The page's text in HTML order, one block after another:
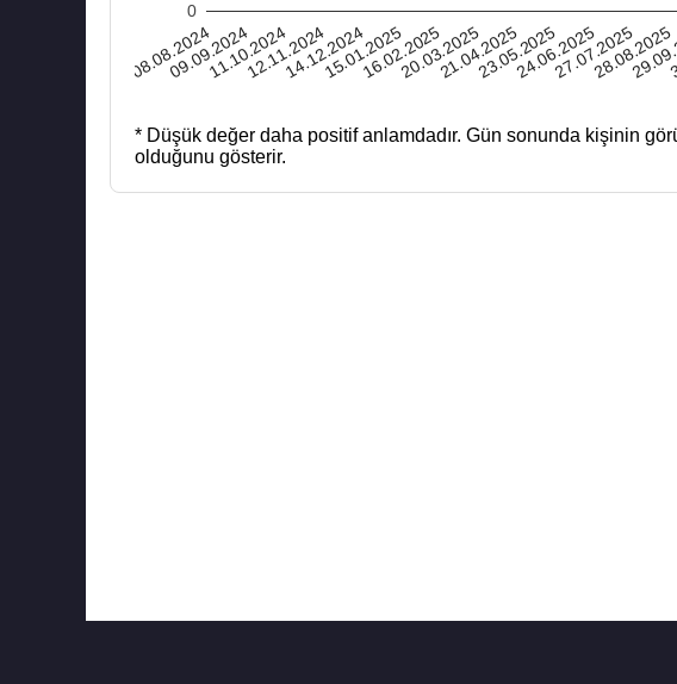
08.08.2024
09.09.2024
11.10.2024
12.11.2024
14.12.2024
15.01.2025
16.02.2025
20.03.2025
21.04.2025
23.05.2025
24.06.2025
27.07.2025
28.08.2025
0
* Düşük değer daha positif anlamdadır. Gün sonunda kişinin
olduğunu gösterir.